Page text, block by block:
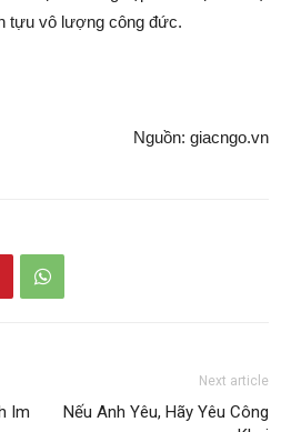
tựu vô lượng công đức.
Nguồn: giacngo.vn
Im
Next article
Nếu Anh Yêu, Hãy Yêu Công